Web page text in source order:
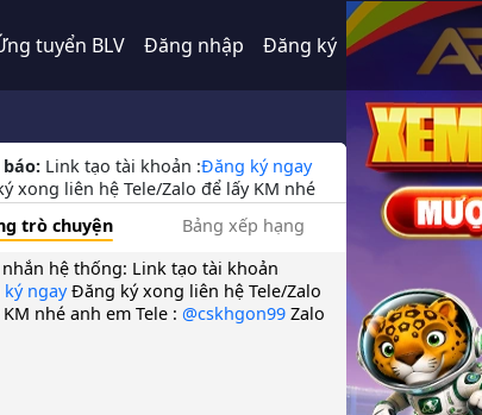
tuyển BLV Đăng nhập Đăng ký
báo: Link tạo tài khoản :Đăng ký ngay
xong liên hệ Tele/Zalo để lấy KM nhé
Tele :@cskhgon99Zalo :
trò chuyện
Bảng xếp hạng
hệ thống: Link tạo tài khoản
ngayĐăng ký xong liên hệ Tele/Zalo
nhé anh em Tele : @cskhgon99 Zalo